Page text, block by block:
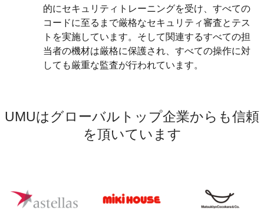
的にセキュリティトレーニングを受け、すべての
コードに至るまで厳格なセキュリティ審査とテス
トを実施しています。そして関連するすべての担
当者の機材は厳格に保護され、すべての操作に対
しても厳重な監査が行われています。
UMUはグローバルトップ企業からも信頼
を頂いています